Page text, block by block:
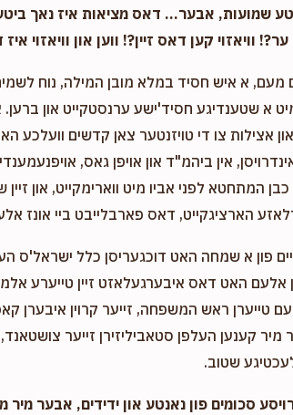
שמועות, אבער... דאס מציאות איז נאך
וויאזוי קען דאס זיין?! ווען און וויאזוי
א איש חסיד במלא מובן המילה, נוח לשמים
מיט א שטענדיגע חסיד'ישע ערנסטקייט און
אצילות צו די טויזנטער צאן קדשים וועלכע
אין ביהמ"ד און אויפן גאס,
המתחטא לפני אביו מיט ווארימקייט, און
הארציגקייט, דאס פארבלייבט ביי אונז אלע
פון א שמחה האט דוכגעריסן כלל ישראל'ס
האט דאס איבערגעלאזט זיין טייערע
טייערן ראש המשפחה, זייער קרוין איבערן
קענען העלפן סטאביליזירן זייער
שטוב.
סכומים פון נאנטע און ידידים, אבער מיר